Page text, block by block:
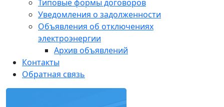
Типовые формы договоров
Уведомления о задолженности
Объявления об отключениях
электроэнергии
Архив объявлений
Контакты
Обратная связь